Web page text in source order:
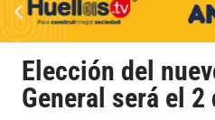
Elección del
General será el